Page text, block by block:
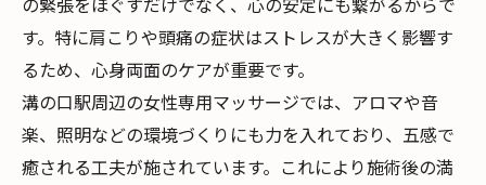
す。特に肩こりや頭痛の症状はストレスが大きく影響す
るため、心身両面のケアが重要です。
溝の口駅周辺の女性専用マッサージでは、アロマや音
楽、照明などの環境づくりにも力を入れており、五感で
癒される工夫が施されています。これにより施術後の満